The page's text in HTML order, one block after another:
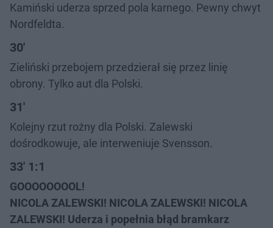
Kamiński uderza sprzed pola karnego. Pewny chwyt
Nordfeldta.
30'
Zieliński przebojem przedzierał się przez linię
obrony. Tylko aut dla Polski.
31'
Kolejny rzut rożny dla Polski. Zalewski
dośrodkowuje, ale interweniuje Svensson.
33' 1:1
GOOOOOOOOL!
NICOLA ZALEWSKI! NICOLA ZALEWSKI! NICOLA
ZALEWSKI! Uderza i popełnia błąd bramkarz